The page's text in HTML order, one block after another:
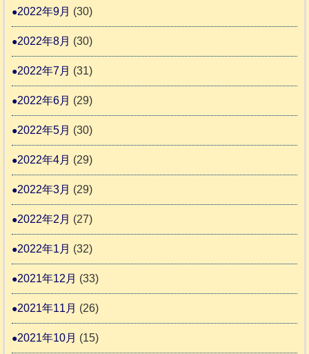
2022年9月 (30)
2022年8月 (30)
2022年7月 (31)
2022年6月 (29)
2022年5月 (30)
2022年4月 (29)
2022年3月 (29)
2022年2月 (27)
2022年1月 (32)
2021年12月 (33)
2021年11月 (26)
2021年10月 (15)